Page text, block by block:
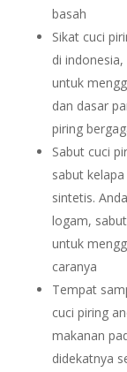
basah
Sikat cuci
di
untuk
dan dasar
piring
Sabut cuci
sabut
sintetis.
logam,
untuk
caranya
Tempat
cuci piring
makanan
didekatnya